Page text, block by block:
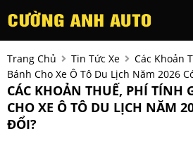
Trang Chủ Tin Tức Xe
Các Khoản
Bánh Cho Xe Ô Tô Du Lịch Năm 2026
CÁC KHOẢN THUẾ, PHÍ TÍNH
CHO XE Ô TÔ DU LỊCH NĂM
ĐỔI?